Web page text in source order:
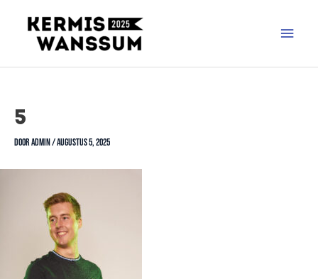
5
Dooradmin /augustus 5, 2025